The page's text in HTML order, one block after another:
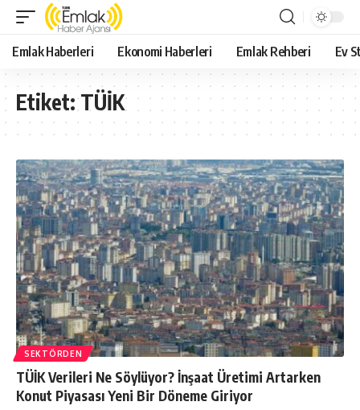
Emlak Haberleri Ekonomi Haberleri Emlak Rehberi Ev
Etiket:TÜİK
SEKTÖRDEN
TÜİK Verileri Ne Söylüyor? İnşaat Üretimi Artarken
Konut Piyasası Yeni Bir Döneme Giriyor